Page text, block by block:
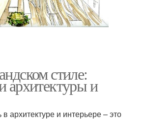
стиле:
архитектуры и
архитектуре и интерьере – это